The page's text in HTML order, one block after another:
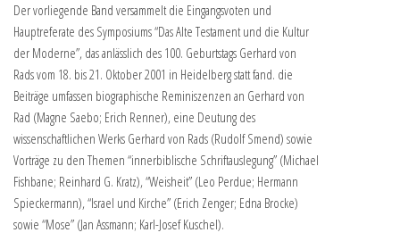
Der vorliegende Band versammelt die Eingangsvoten und
Hauptreferate des Symposiums “Das Alte Testament und die Kultur
der Moderne”, das anlässlich des 100. Geburtstags Gerhard von
Rads vom 18. bis 21. Oktober 2001 in Heidelberg statt fand. die
Beiträge umfassen biographische Reminiszenzen an Gerhard von
Rad (Magne Saebo; Erich Renner), eine Deutung des
wissenschaftlichen Werks Gerhard von Rads (Rudolf Smend) sowie
Vorträge zu den Themen “innerbiblische Schriftauslegung” (Michael
Fishbane; Reinhard G. Kratz), “Weisheit” (Leo Perdue; Hermann
Spieckermann), “Israel und Kirche” (Erich Zenger; Edna Brocke)
sowie “Mose” (Jan Assmann; Karl-Josef Kuschel).